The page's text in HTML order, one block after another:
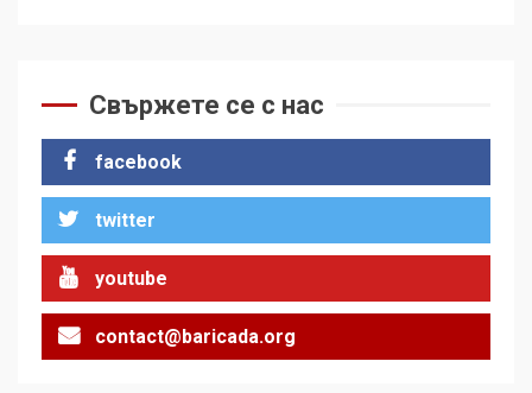
Свържете се с нас
facebook
twitter
youtube
contact@baricada.org